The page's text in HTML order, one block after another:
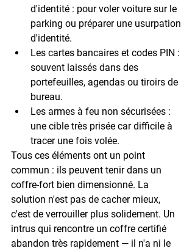
d'identité : pour voler voiture sur le
parking ou préparer une usurpation
d'identité.
Les cartes bancaires et codes PIN :
souvent laissés dans des
portefeuilles, agendas ou tiroirs de
bureau.
Les armes à feu non sécurisées :
une cible très prisée car difficile à
tracer une fois volée.
Tous ces éléments ont un point
commun : ils peuvent tenir dans un
coffre-fort bien dimensionné. La
solution n'est pas de cacher mieux,
c'est de verrouiller plus solidement. Un
intrus qui rencontre un coffre certifié
abandon très rapidement — il n'a ni le